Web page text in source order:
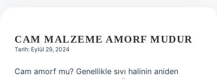
CAM MALZEME AMORF MUDUR
Tarih: Eylül 29, 2024
Cam amorf mu? Genellikle sıvı halinin aniden